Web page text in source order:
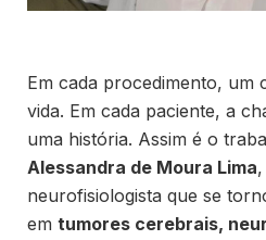
Em cada procedimento, um
vida. Em cada paciente, a
uma história. Assim é o
Alessandra de Moura Lima
neurofisiologista que se
em tumores cerebrais,